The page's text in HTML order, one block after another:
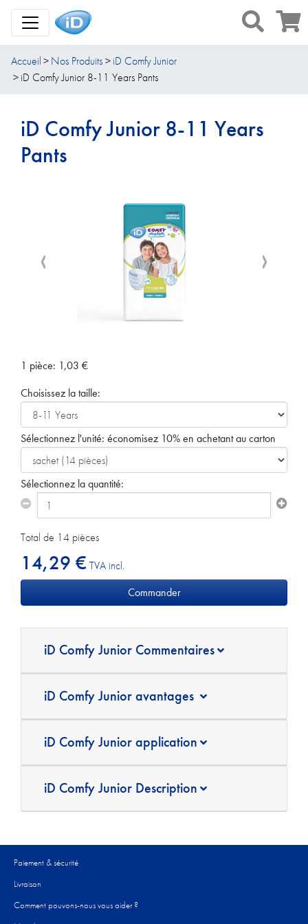
Toggle Navigation
Accueil Nos Produits
iD Comfy Junior
iD Comfy Junior 8-11 Years Pants
iD Comfy Junior 8-11 Years
Pants
1 pièce: 1,03 €
Choisissez la taille:
Sélectionnez l'unité: économisez 10% en achetant au carton
Sélectionnez la quantité:
Total de 14 pièces
14,29 € TVA incl.
iD Comfy Junior Commentaires
iD Comfy Junior avantages
iD Comfy Junior application
iD Comfy Junior Description
Paiement & sécurité
Livraison
Comment pouvons-nous vous aider ?​